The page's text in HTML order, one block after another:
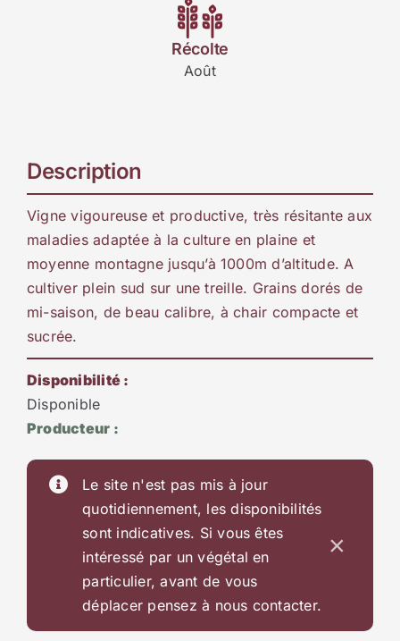
Récolte
Août
Description
Vigne vigoureuse et productive, très résitante aux
maladies adaptée à la culture en plaine et
moyenne montagne jusqu’à 1000m d’altitude. A
cultiver plein sud sur une treille. Grains dorés de
mi-saison, de beau calibre, à chair compacte et
sucrée.
Disponibilité :
Disponible
Producteur :
Le site n'est pas mis à jour
quotidiennement, les disponibilités
sont indicatives. Si vous êtes
intéressé par un végétal en
particulier, avant de vous
déplacer pensez à nous contacter.
×